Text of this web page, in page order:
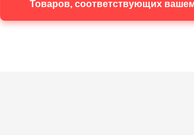
Товаров, соответствующих